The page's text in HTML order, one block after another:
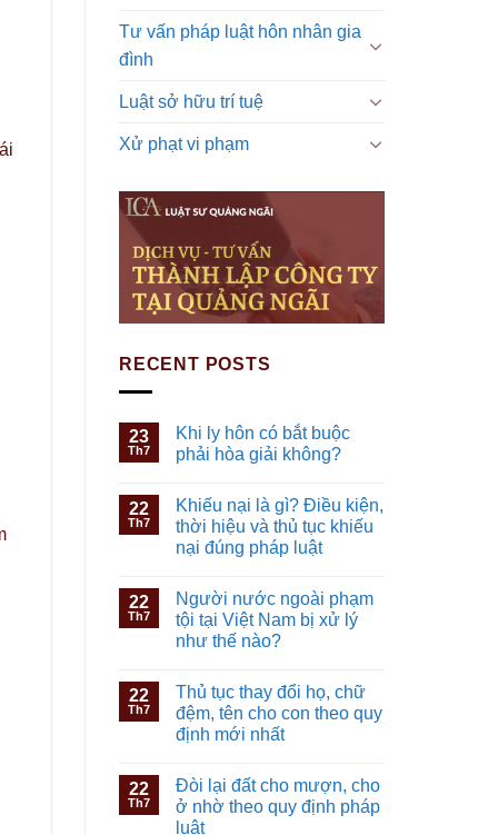
Tư vấn pháp luật hôn nhân gia
đình
Luật sở hữu trí tuệ
Xử phạt vi phạm
RECENT POSTS
23
Th7
Khi ly hôn có bắt buộc
phải hòa giải không?
22
Th7
Khiếu nại là gì? Điều kiện,
thời hiệu và thủ tục khiếu
nại đúng pháp luật
22
Th7
Người nước ngoài phạm
tội tại Việt Nam bị xử lý
như thế nào?
22
Th7
Thủ tục thay đổi họ, chữ
đệm, tên cho con theo quy
định mới nhất
22
Th7
Đòi lại đất cho mượn, cho
ở nhờ theo quy định pháp
luật